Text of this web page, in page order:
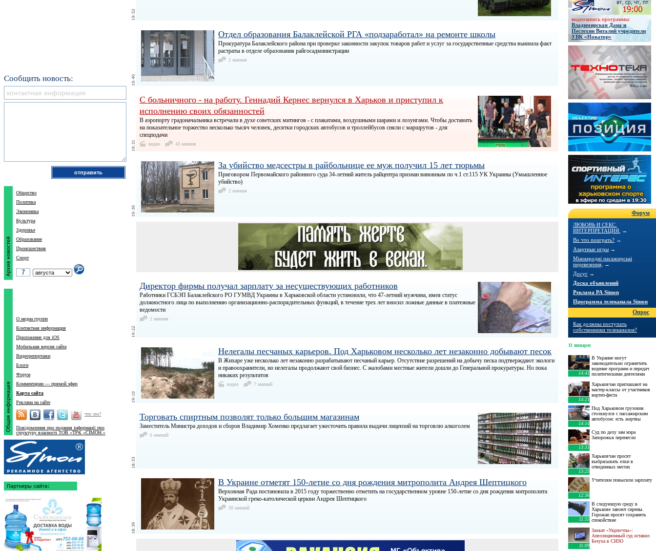
Отдел образования Балаклейской РГА «подзаработал» на ремонте школы
Прокуратура Балаклейского района при проверке законности закупок товаров работ и услуг за государственные средства выявила факт
растраты в отделе образования райгосадминистрации
2 мнения
С больничного - на работу. Геннадий Кернес вернулся в Харьков и приступил к
исполнению своих обязанностей
В аэропорту градоначальника встречали в духе советских митингов - с плакатами, воздушными шарами и лозунгами. Чтобы доставить
на показательное торжество несколько тысяч человек, десятки городских автобусов и троллейбусов сняли с маршрутов - для
спецподачи
видео 43 мнения
За убийство медсестры в райбольнице ее муж получил 15 лет тюрьмы
Приговором Первомайского районного суда 34-летний житель райцентра признан виновным по ч.1 ст.115 УК Украины (Умышленное
убийство)
2 мнения
Директор фирмы получал зарплату за несуществующих работников
Работники ГСБЭП Балаклейского РО ГУМВД Украины в Харьковской области установили, что 47-летний мужчина, имея статус
должностного лица по выполнению организационно-распорядительных функций, в течение трех лет вносил ложные данные в платежные
ведомости
2 мнения
Нелегалы песчаных карьеров. Под Харьковом несколько лет незаконно добывают песок
В Жихаре уже несколько лет незаконно разрабатывают песчаный карьер. Отсутствие разрешений на добычу песка подтверждают экологи
и правоохранители, но нелегалы продолжают свой бизнес. С жалобами местные жители дошли до Генеральной прокуратуры. Но пока
никаких результатов
видео 7 мнений
Торговать спиртным позволят только большим магазинам
Заместитель Министра доходов и сборов Владимир Хоменко предлагает ужесточить правила выдачи лицензий на торговлю алкоголем
6 мнений
В Украине отметят 150-летие со дня рождения митрополита Андрея Шептицкого
Верховная Рада постановила в 2015 году торжественно отметить на государственном уровне 150-летие со дня рождения митрополита
Украинской греко-католической церкви Андрея Шептицкого
30 мнений
Сообщить новость:
Общество
Политика
Экономика
Культура
Здоровье
Образование
Происшествия
Спорт
О медиа группе
Контактная информация
Приложение для iOS
Мобильная версия сайта
Видеорепортажи
Блоги
Форум
Комментарии — прямой эфир
Карта сайта
Реклама на сайте
что это?
Повідомлення про подання інформації про
структуру власності ТОВ «ТРК «СІМОН.»
видеозапись программы:
Владимирская Дана и
Пестехин Виталий учредители
УВК «Новатор»
Форум
ЛЮБОВЬ И СЕКС.
ИНТЕРПРЕТАЦИЯ.
→
Во что поиграть? →
Азартные игры →
Міжнародні пасажирські
перевезення,
→
Досуг →
Доска объявлений
Реклама РА Simon
Программа телеканала Simon
Опрос
Как должны поступать
собственники телеканалов?
11 января:
14:41
В Украине могут
законодательно ограничить
ведение программ и передач
политическими деятелями
14:21
Харьковчан приглашают на
мастер-классы от участников
вертеп-феста
14:14
Под Харьковом грузовик
столкнулся с пассажирским
автобусом: есть жертвы
13:31
Суд по делу зам мэра
Запорожья перенесли
13:25
Харьковчан просят
выбрасывать елки в
отведенных местах
12:36
Учителям повысили зарплату
11:55
В следующую среду в
Харькове завоют сирены.
Горожан просят сохранять
спокойствие
11:09
Захват «Укрпочты»:
Апелляционный суд оставил
Безуха в СИЗО